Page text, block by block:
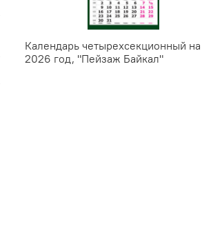
Календарь четырехсекционный на
2026 год, "Пейзаж Байкал"